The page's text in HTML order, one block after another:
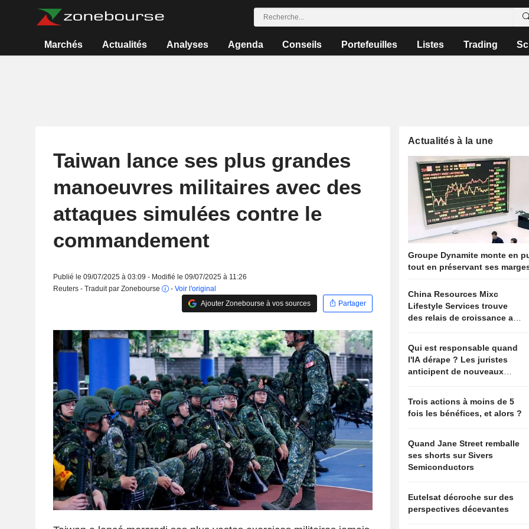
Marchés Actualités Analyses Agenda Conseils Portefeuilles Listes Trading
Taiwan lance ses plus grandes
manoeuvres militaires avec des
attaques simulées contre le
commandement
Publié le 09/07/2025 à 03:09 - Modifié le 09/07/2025 à 11:26
Reuters - Traduit par Zonebourse
- Voir l'original
Ajouter Zonebourse à vos sources
Partager
Actualités à la une
Groupe Dynamite monte en
tout en préservant ses
China Resources Mixc
Lifestyle Services trouve
des relais de croissance au-
Qui est responsable quand
l'IA dérape ? Les juristes
anticipent de nouveaux
Trois actions à moins de 5
fois les bénéfices, et alors ?
Quand Jane Street remballe
ses shorts sur Sivers
Semiconductors
Eutelsat décroche sur des
perspectives décevantes